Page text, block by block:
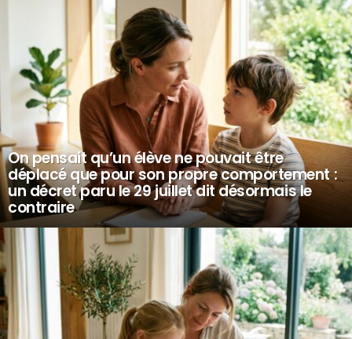
On pensait qu’un élève ne pouvait être
déplacé que pour son propre comportement :
un décret paru le 29 juillet dit désormais le
contraire